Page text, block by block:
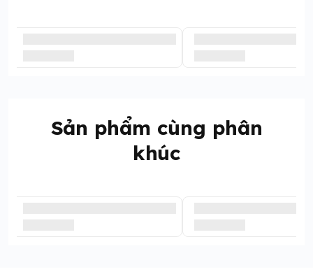
Sản phẩm cùng phân
khúc